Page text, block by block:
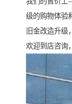
级的购物体验
旧金改造升级
欢迎到店咨询